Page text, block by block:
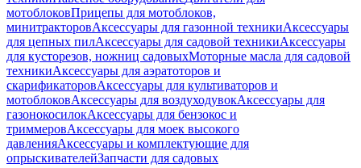
мотоблоковПрицепы для мотоблоков,
минитракторовАксессуары для газонной техникиАксессуары
для цепных пилАксессуары для садовой техникиАксессуары
для кусторезов, ножниц садовыхМоторные масла для садовой
техникиАксессуары для аэратоторов и
скарификаторовАксессуары для культиваторов и
мотоблоковАксессуары для воздуходувокАксессуары для
газонокосилокАксессуары для бензокос и
триммеровАксессуары для моек высокого
давленияАксессуары и комплектующие для
опрыскивателейЗапчасти для садовых